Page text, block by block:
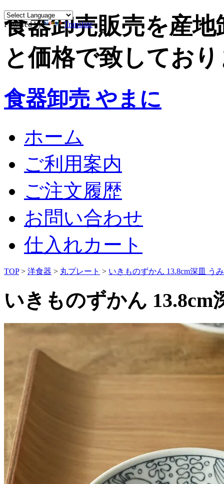
Powered by Translate
食器卸売販売を産
と価格で致してお
食器卸売 やまに
ホーム
ご利用案内
ご注文履歴
お問い合わせ
仕入れカート
TOP> 洋食器 > 丸プレート > いきものずかん 13.8cm深皿 う
いきものずかん